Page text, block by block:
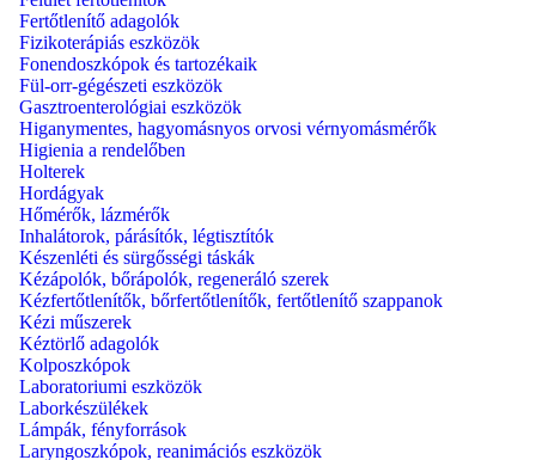
Fertőtlenítő adagolók
Fizikoterápiás eszközök
Fonendoszkópok és tartozékaik
Fül-orr-gégészeti eszközök
Gasztroenterológiai eszközök
Higanymentes, hagyomásnyos orvosi vérnyomásmérők
Higienia a rendelőben
Holterek
Hordágyak
Hőmérők, lázmérők
Inhalátorok, párásítók, légtisztítók
Készenléti és sürgősségi táskák
Kézápolók, bőrápolók, regeneráló szerek
Kézfertőtlenítők, bőrfertőtlenítők, fertőtlenítő szappanok
Kézi műszerek
Kéztörlő adagolók
Kolposzkópok
Laboratoriumi eszközök
Laborkészülékek
Lámpák, fényforrások
Laryngoszkópok, reanimációs eszközök